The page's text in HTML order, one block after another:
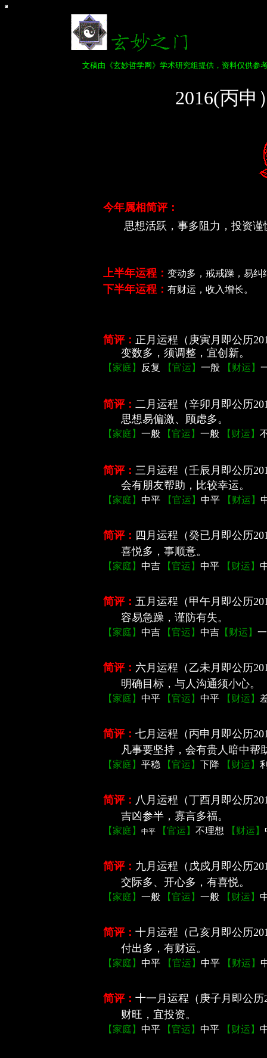
文稿由《玄妙哲学网》学术研究组提供，资料仅供参
2016(丙申
今年属相简评：
思想活跃，事多阻力，投资谨
上半年运程： 变动多，戒戒躁，易纠
下半年运程： 有财运，收入增长。
简评： 正月运程 （庚寅月即公历
变数多，须调整，宜创新。
【家庭】 反复 【官运】 一般 【财运】
简评： 二月运程 （辛卯月即公历
思想易偏激、顾虑多。
【家庭】 一般 【官运】 一般 【财运】
简评： 三月运程 （壬辰月即公历
会有朋友帮助，比较幸运。
【家庭】 中平 【官运】 中平 【财运】
简评： 四月运程 （癸已月即公历
喜悦多，事顺意。
【家庭】 中吉 【官运】 中平 【财运】
简评： 五月运程 （甲午月即公历
容易急躁，谨防有失。
【家庭】 中吉 【官运】 中吉 【财运】
简评： 六月运程 （乙未月即公历
明确目标，与人沟通须小心。
【家庭】 中平 【官运】 中平 【财运】
简评： 七月运程 （丙申月即公历
凡事要坚持，会有贵人暗中帮
【家庭】 平稳 【官运】 下降 【财运】
简评： 八月运程 （丁酉月即公历
吉凶参半，寡言多福。
【家庭】 中平 【官运】 不理想 【财运】
简评： 九月运程 （戊戍月即公历
交际多、开心多，有喜悦。
【家庭】 一般 【官运】 一般 【财运】
简评： 十月运程 （己亥月即公历
付出多，有财运。
【家庭】 中平 【官运】 中平 【财运】
简评： 十一月运程 （庚子月即公
财旺，宜投资。
【家庭】 中平 【官运】 中平 【财运】